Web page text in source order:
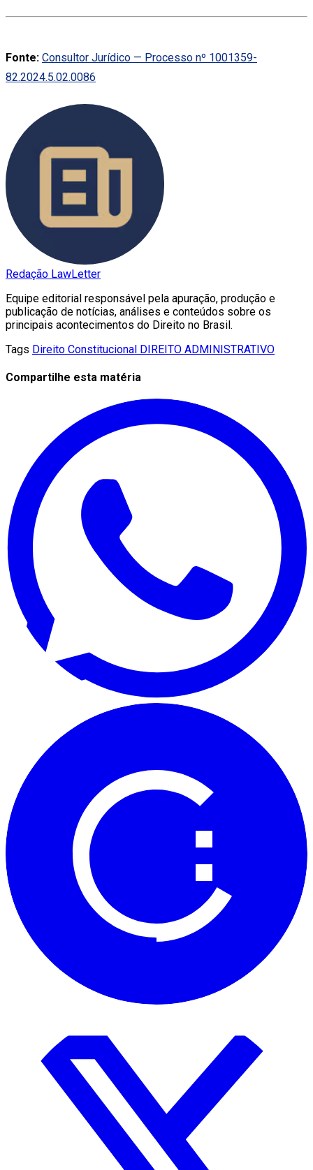
Fonte: Consultor Jurídico — Processo nº 1001359-
82.2024.5.02.0086
Redação LawLetter
Equipe editorial responsável pela apuração, produção e
publicação de notícias, análises e conteúdos sobre os
principais acontecimentos do Direito no Brasil.
Tags Direito Constitucional DIREITO ADMINISTRATIVO
Compartilhe esta matéria